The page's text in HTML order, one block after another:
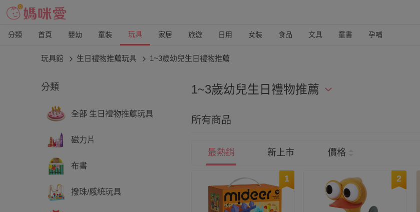
分類 首頁 嬰幼 童裝 玩具 家居 旅遊 日用 女裝 食品 文具 童書 孕哺
玩具館 生日禮物推薦玩具 1~3歲幼兒生日禮物推薦
分類
全部 生日禮物推薦玩具
磁力片
布書
撥珠/感統玩具
1~3歲幼兒生日禮物推薦
這時期的孩子較推薦可以訓練「小手肌肉」、「口語表達」
始試著玩訓練手腳協調的滑步車、滑板車，都很適合這個年齡
所有商品
最熱銷 新上市 價格
1 2